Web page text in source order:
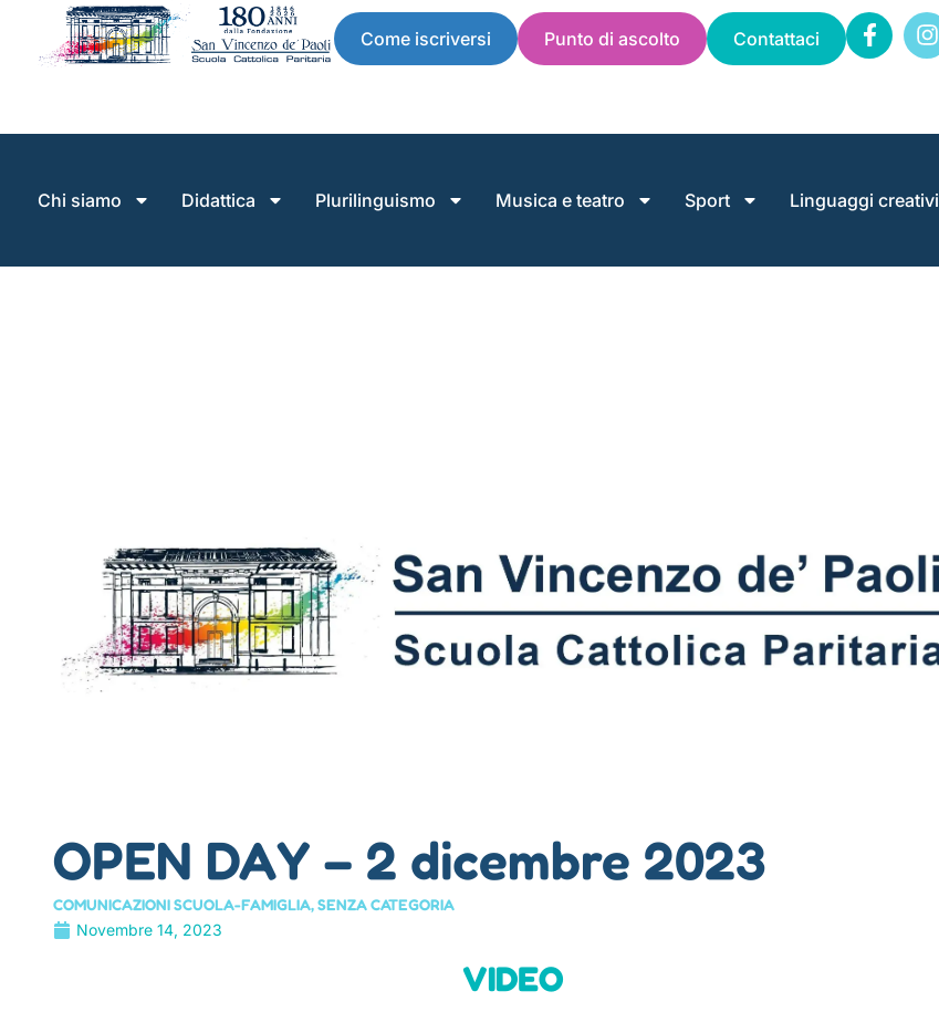
Come iscriversi Punto di ascolto Contattaci
Chi siamo Didattica Plurilinguismo Musica e teatro Sport Linguaggi creativi
OPEN DAY – 2 dicembre 2023
COMUNICAZIONI SCUOLA-FAMIGLIA,SENZA CATEGORIA
Novembre 14, 2023
VIDEO